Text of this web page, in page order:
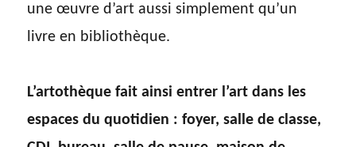
une œuvre d’art aussi simplement qu’un
livre en bibliothèque.
L’artothèque fait ainsi entrer l’art dans les
espaces du quotidien : foyer, salle de classe,